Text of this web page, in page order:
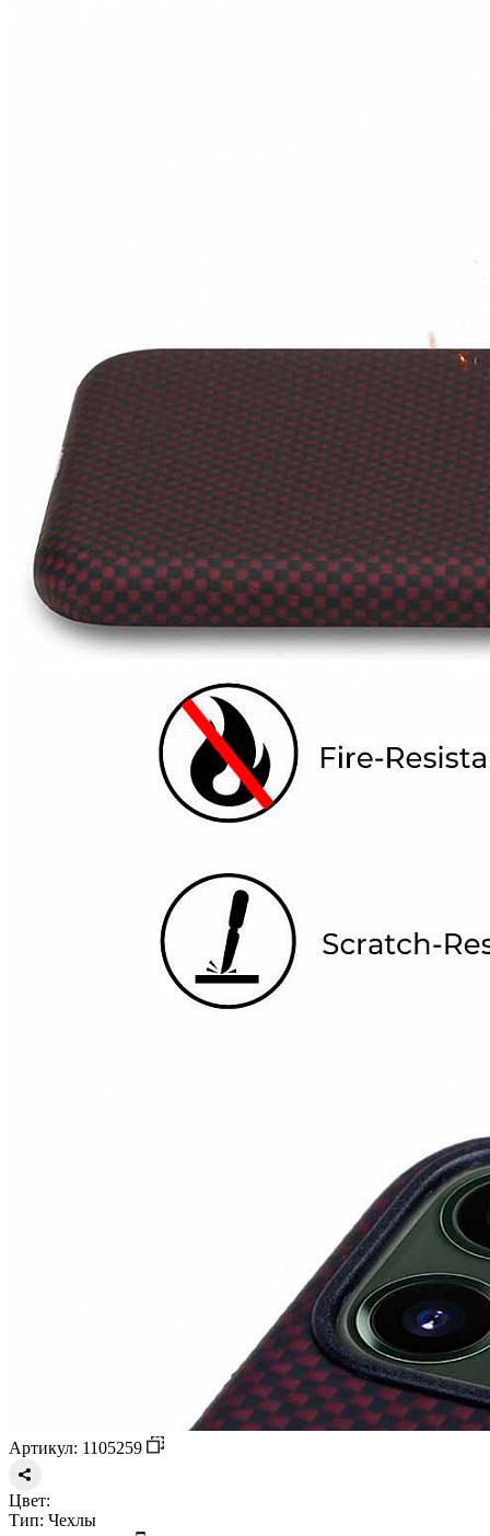
Артикул: 1105259
Цвет:
Тип: Чехлы